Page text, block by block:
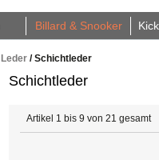
Billard & Snooker
Leder /Schichtleder
Schichtleder
Artikel 1 bis 9 von 21 gesamt